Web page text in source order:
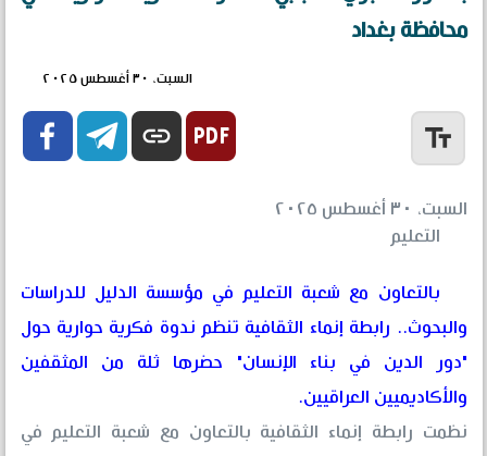
محافظة بغداد
السبت، ٣٠ أغسطس ٢٠٢٥
  link text_fields
السبت، ٣٠ أغسطس ٢٠٢٥
التعليم
بالتعاون مع شعبة التعليم في مؤسسة الدليل للدراسات
والبحوث.. رابطة إنماء الثقافية تنظم ندوة فكرية حوارية حول
"دور الدين في بناء الإنسان" حضرها ثلة من المثقفين
والأكاديميين العراقيين.
نظمت رابطة إنماء الثقافية بالتعاون مع شعبة التعليم في